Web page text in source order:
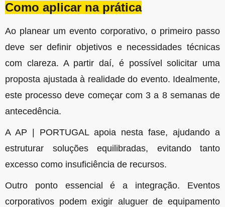
Como aplicar na prática
Ao planear um evento corporativo, o primeiro passo
deve ser definir objetivos e necessidades técnicas
com clareza. A partir daí, é possível solicitar uma
proposta ajustada à realidade do evento. Idealmente,
este processo deve começar com 3 a 8 semanas de
antecedência.
A AP | PORTUGAL apoia nesta fase, ajudando a
estruturar soluções equilibradas, evitando tanto
excesso como insuficiência de recursos.
Outro ponto essencial é a integração. Eventos
corporativos podem exigir aluguer de equipamento